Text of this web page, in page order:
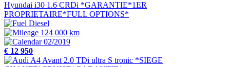
Hyundai i30 1.6 CRDi *GARANTIE*1ER
PROPRIETAIRE*FULL OPTIONS*
Diesel
124 000 km
02/2019
€ 12 950